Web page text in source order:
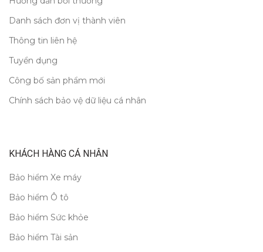
Danh sách đơn vị thành viên
Thông tin liên hệ
Tuyển dụng
Công bố sản phẩm mới
Chính sách bảo vệ dữ liệu cá nhân
KHÁCH HÀNG CÁ NHÂN
Bảo hiểm Xe máy
Bảo hiểm Ô tô
Bảo hiểm Sức khỏe
Bảo hiểm Tài sản